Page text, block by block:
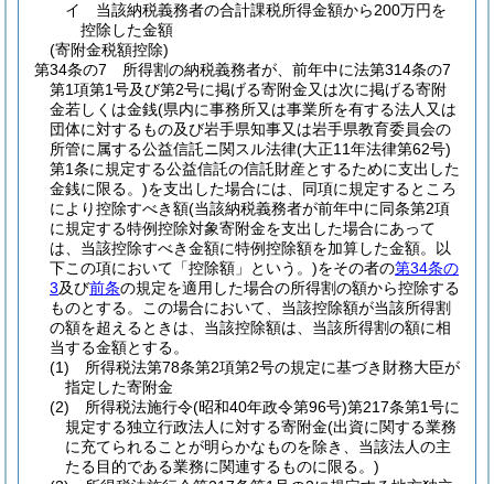
イ
当該納税義務者の合計課税所得金額から200万円を
控除した金額
(寄附金税額控除)
第34条の7
所得割の納税義務者が、前年中に法第314条の7
第1項第1号及び第2号に掲げる寄附金又は次に掲げる寄附
金若しくは金銭(県内に事務所又は事業所を有する法人又は
団体に対するもの及び岩手県知事又は岩手県教育委員会の
所管に属する公益信託ニ関スル法律(大正11年法律第62号)
第1条に規定する公益信託の信託財産とするために支出した
金銭に限る。)を支出した場合には、同項に規定するところ
により控除すべき額(当該納税義務者が前年中に同条第2項
に規定する特例控除対象寄附金を支出した場合にあって
は、当該控除すべき金額に特例控除額を加算した金額。以
下この項において「控除額」という。)をその者の第34条の
3及び前条の規定を適用した場合の所得割の額から控除する
ものとする。
この場合において、当該控除額が当該所得割
の額を超えるときは、当該控除額は、当該所得割の額に相
当する金額とする。
(1)
所得税法第78条第2項第2号の規定に基づき財務大臣が
指定した寄附金
(2)
所得税法施行令(昭和40年政令第96号)第217条第1号に
規定する独立行政法人に対する寄附金(出資に関する業務
に充てられることが明らかなものを除き、当該法人の主
たる目的である業務に関連するものに限る。)